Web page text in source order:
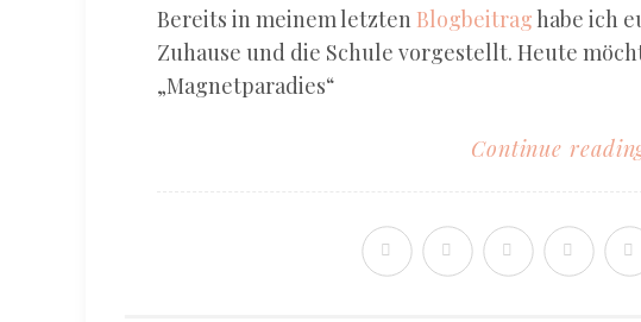
Bereits in meinem letzten Blogbeitraghabe ich
Zuhause und die Schule vorgestellt. Heute
„Magnetparadies“
Continue